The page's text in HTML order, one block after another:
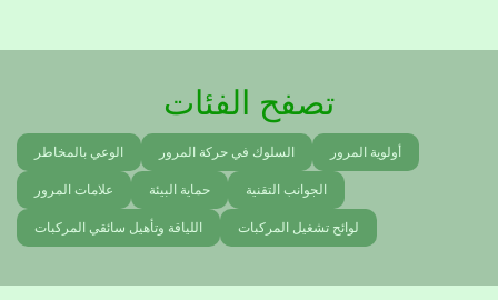
تصفح الفئات
الوعي بالمخاطر السلوك في حركة المرور أولوية المرور
علامات المرور حماية البيئة الجوانب التقنية
اللياقة وتأهيل سائقي المركبات لوائح تشغيل المركبات